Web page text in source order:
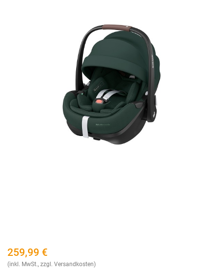
259,99 €
(inkl. MwSt., zzgl. Versandkosten)